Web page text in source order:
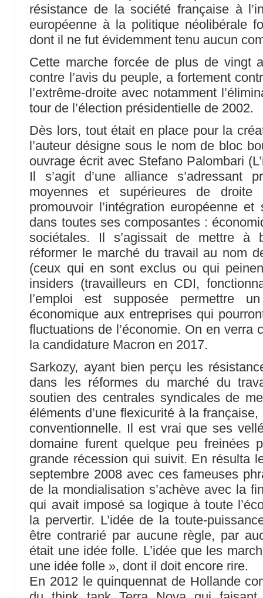
résistance de la société française à
européenne à la politique néolibérale
dont il ne fut évidemment tenu aucun
Cette marche forcée de plus de vingt
contre l’avis du peuple, a fortement
l’extrême-droite avec notamment
tour de l’élection présidentielle de 2002.
Dès lors, tout était en place pour la
l’auteur désigne sous le nom de bloc
ouvrage écrit avec Stefano Palombari
Il s’agit d’une alliance s’adressant
moyennes et supérieures de
promouvoir l’intégration européenne
dans toutes ses composantes :
sociétales. Il s’agissait de mettre à
réformer le marché du travail au nom
(ceux qui en sont exclus ou qui
insiders (travailleurs en CDI,
l’emploi est supposée permettre
économique aux entreprises qui
fluctuations de l’économie. On en verra
la candidature Macron en 2017.
Sarkozy, ayant bien perçu les
dans les réformes du marché du
soutien des centrales syndicales de
éléments d’une flexicurité à la
conventionnelle. Il est vrai que ses
domaine furent quelque peu
grande récession qui suivit. En résulta
septembre 2008 avec ces fameuses
de la mondialisation s’achève avec la
qui avait imposé sa logique à toute
la pervertir. L’idée de la toute-
être contrarié par aucune règle, par
était une idée folle. L’idée que les
une idée folle », dont il doit encore rire.
En 2012 le quinquennat de Hollande